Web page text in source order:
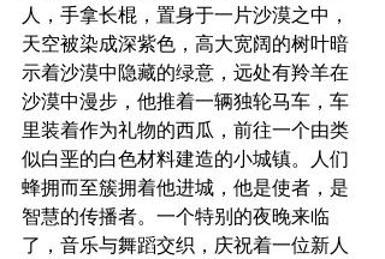
人，手拿长棍，置身于一片沙漠之中，
天空被染成深紫色，高大宽阔的树叶暗
示着沙漠中隐藏的绿意，远处有羚羊在
沙漠中漫步，他推着一辆独轮马车，车
里装着作为礼物的西瓜，前往一个由类
似白垩的白色材料建造的小城镇。人们
蜂拥而至簇拥着他进城，他是使者，是
智慧的传播者。一个特别的夜晚来临
了，音乐与舞蹈交织，庆祝着一位新人